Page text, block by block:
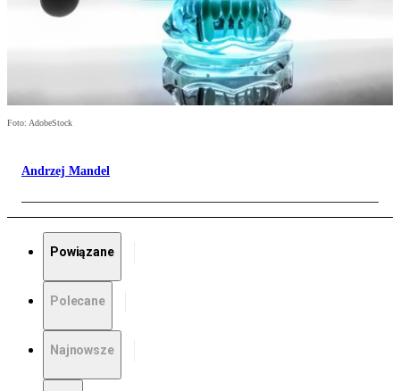
Foto: AdobeStock
Andrzej Mandel
Powiązane
Polecane
Najnowsze